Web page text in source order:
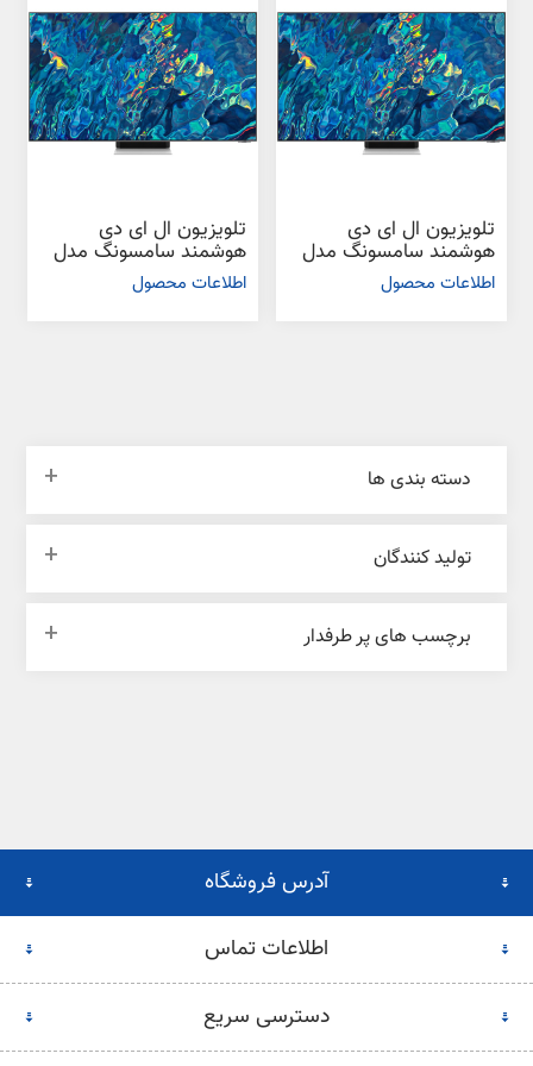
تلویزیون ال ای دی
هوشمند سامسونگ مدل
QN95B سایز 75 اینچ
اطلاعات محصول
تلویزیون ال ای دی
هوشمند سامسونگ مدل
QN95B سایز 55 اینچ
اطلاعات محصول
دسته بندی ها
تولید کنندگان
برچسب های پر طرفدار
آدرس فروشگاه
اطلاعات تماس
دسترسی سریع